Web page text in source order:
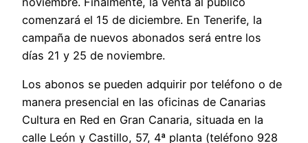
comenzará el 15 de diciembre. En Tenerife, la
campaña de nuevos abonados será entre los
días 21 y 25 de noviembre.
Los abonos se pueden adquirir por teléfono o de
manera presencial en las oficinas de Canarias
Cultura en Red en Gran Canaria, situada en la
calle León y Castillo, 57, 4ª planta (teléfono 928